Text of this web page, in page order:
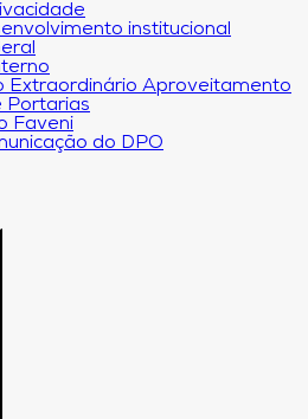
institucional
Extraordinário Aproveitamento
Portarias
Faveni
do DPO